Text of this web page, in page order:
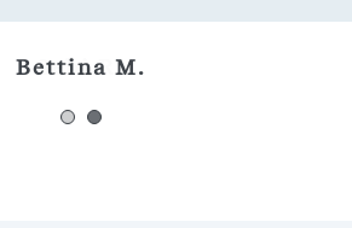
Sebi R.
Bettina M.